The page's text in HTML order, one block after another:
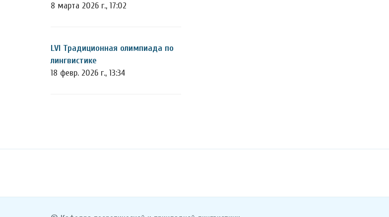
8 марта 2026 г., 17:02
LVI Традиционная олимпиада по
лингвистике
18 февр. 2026 г., 13:34